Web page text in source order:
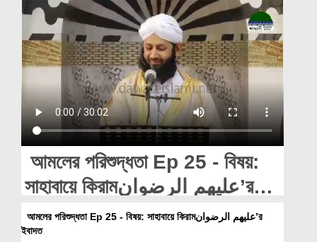
Volunteer Portal
Rohani Ilaj
Donation
Magazine
Departments
Our Websites
More
আমলের পরিশুদ্ধতা Ep 25 - বিষয়:
সাহাবায়ে কিরামعلیھم الرضوان’র
ইবাদত
আমলের পরিশুদ্ধতা Ep 25 - বিষয়: সাহাবায়ে কিরামعلیھم الرضوان’র
ইবাদত